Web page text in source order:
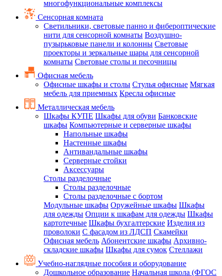
многофункциональные комплексы
Сенсорная комната
Светильники, световые панно и фибероптические
нити для сенсорной комнаты Воздушно-
пузырьковые панели и колонны Световые
проекторы и зеркальные шары для сенсорной
комнаты Световые столы и песочницы
Офисная мебель
Офисные шкафы и столы Стулья офисные Мягкая
мебель для приемных Кресла офисные
Металлическая мебель
Шкафы КУПЕ Шкафы для обуви Банковские
шкафы Компьютерные и серверные шкафы
Напольные шкафы
Настенные шкафы
Антивандальные шкафы
Серверные стойки
Аксессуары
Столы разделочные
Столы разделочные
Столы разделочные с бортом
Модульные шкафы Оружейные шкафы Шкафы
для одежды Опции к шкафам для одежды Шкафы
картотечные Шкафы бухгалтерские Изделия из
проволоки С фасадом из ЛДСП Скамейки
Офисная мебель Абонентские шкафы Архивно-
складские шкафы Шкафы для сумок Стеллажи
Учебно-наглядные пособия и оборудование
Дошкольное образование Начальная школа (ФГОС